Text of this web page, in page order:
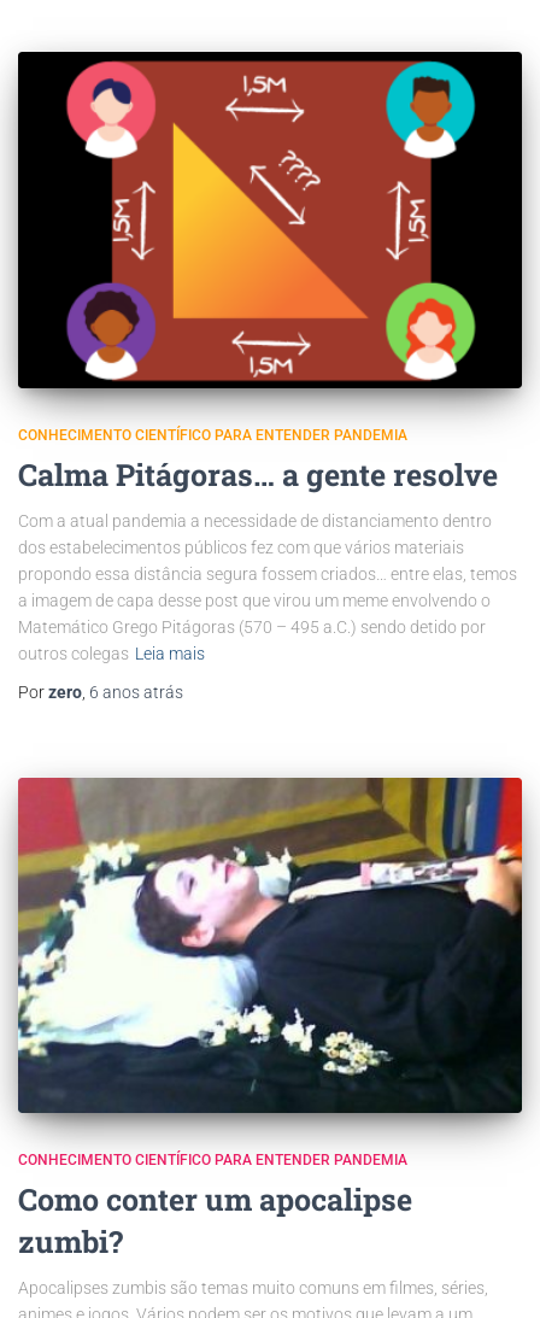
CONHECIMENTO CIENTÍFICO PARA ENTENDER PANDEMIA
Calma Pitágoras… a gente resolve
Com a atual pandemia a necessidade de distanciamento dentro
dos estabelecimentos públicos fez com que vários materiais
propondo essa distância segura fossem criados… entre elas, temos
a imagem de capa desse post que virou um meme envolvendo o
Matemático Grego Pitágoras (570 – 495 a.C.) sendo detido por
outros colegas Leia mais
Porzero 6 anosatrás
CONHECIMENTO CIENTÍFICO PARA ENTENDER PANDEMIA
Como conter um apocalipse
zumbi?
Apocalipses zumbis são temas muito comuns em filmes, séries,